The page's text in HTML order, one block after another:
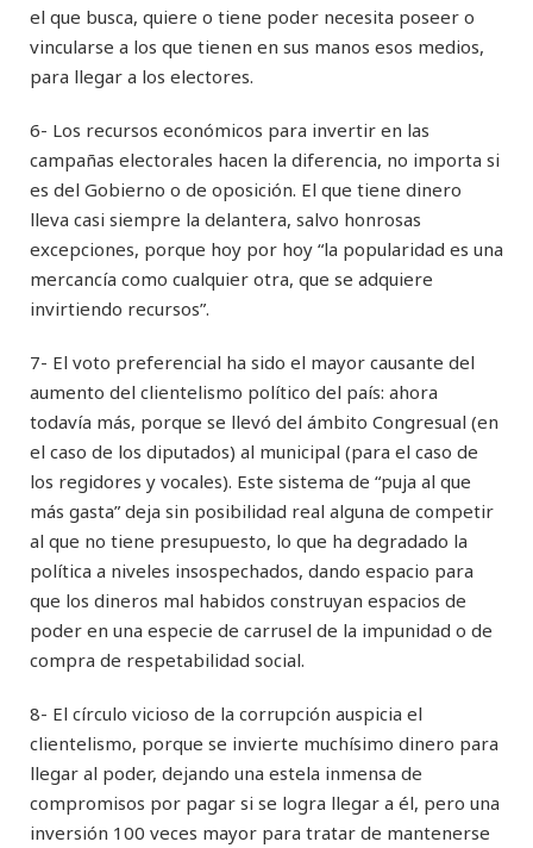
el que busca, quiere o tiene poder necesita poseer o
vincularse a los que tienen en sus manos esos medios,
para llegar a los electores.
6- Los recursos económicos para invertir en las
campañas electorales hacen la diferencia, no importa si
es del Gobierno o de oposición. El que tiene dinero
lleva casi siempre la delantera, salvo honrosas
excepciones, porque hoy por hoy “la popularidad es una
mercancía como cualquier otra, que se adquiere
invirtiendo recursos”.
7- El voto preferencial ha sido el mayor causante del
aumento del clientelismo político del país: ahora
todavía más, porque se llevó del ámbito Congresual (en
el caso de los diputados) al municipal (para el caso de
los regidores y vocales). Este sistema de “puja al que
más gasta” deja sin posibilidad real alguna de competir
al que no tiene presupuesto, lo que ha degradado la
política a niveles insospechados, dando espacio para
que los dineros mal habidos construyan espacios de
poder en una especie de carrusel de la impunidad o de
compra de respetabilidad social.
8- El círculo vicioso de la corrupción auspicia el
clientelismo, porque se invierte muchísimo dinero para
llegar al poder, dejando una estela inmensa de
compromisos por pagar si se logra llegar a él, pero una
inversión 100 veces mayor para tratar de mantenerse